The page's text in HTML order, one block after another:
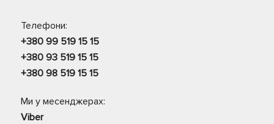
Телефони:
+380 99 519 15 15
+380 93 519 15 15
+380 98 519 15 15
Ми у месенджерах:
Viber